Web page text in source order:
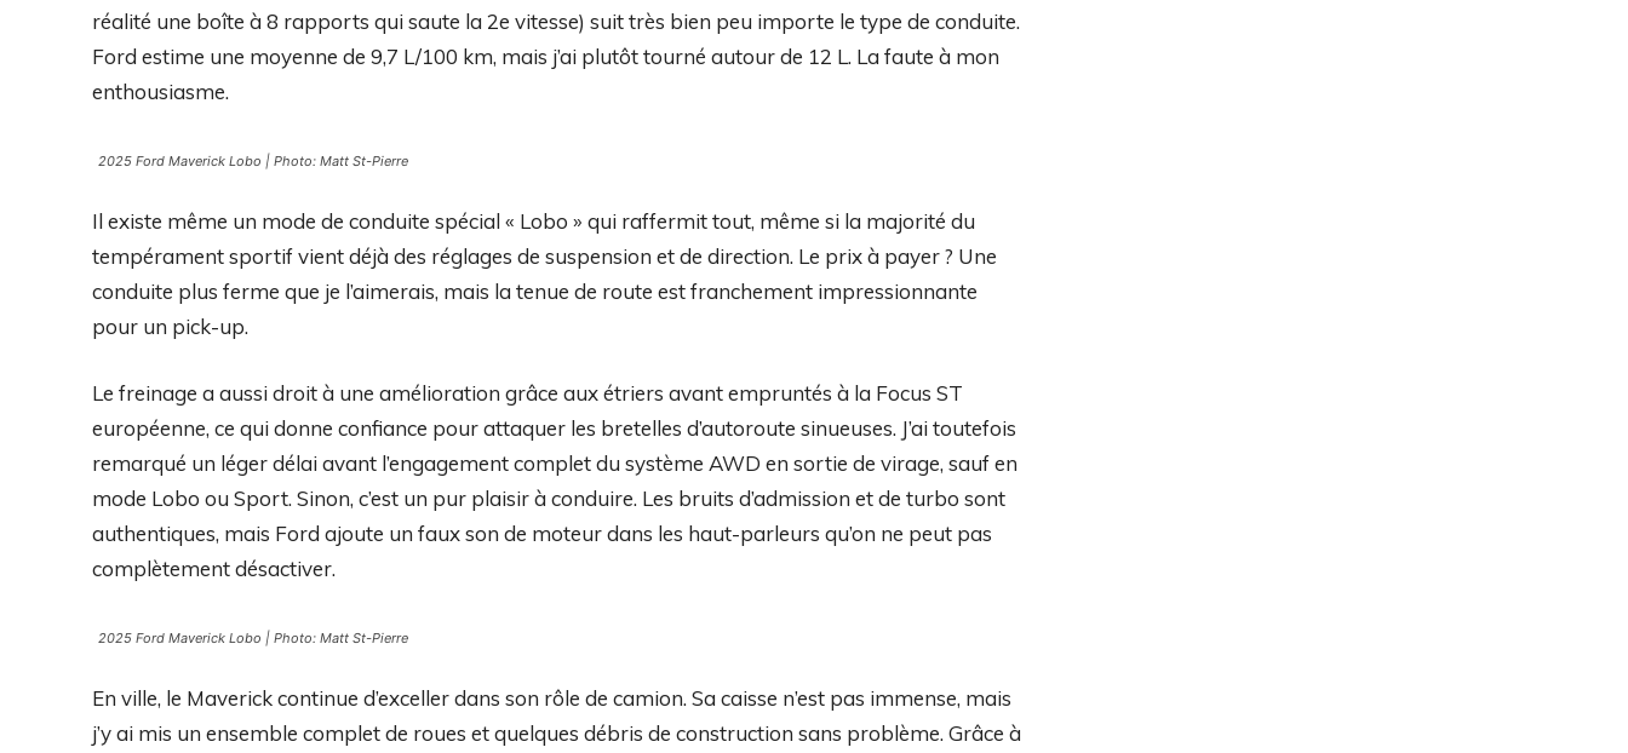
réalité une boîte à 8 rapports qui saute la 2e vitesse) suit très bien peu importe le type de conduite.
Ford estime une moyenne de 9,7 L/100 km, mais j’ai plutôt tourné autour de 12 L. La faute à mon
enthousiasme.
2025 Ford Maverick Lobo | Photo: Matt St-Pierre
Il existe même un mode de conduite spécial « Lobo » qui raffermit tout, même si la majorité du
tempérament sportif vient déjà des réglages de suspension et de direction. Le prix à payer ? Une
conduite plus ferme que je l’aimerais, mais la tenue de route est franchement impressionnante
pour un pick-up.
Le freinage a aussi droit à une amélioration grâce aux étriers avant empruntés à la Focus ST
européenne, ce qui donne confiance pour attaquer les bretelles d’autoroute sinueuses. J’ai toutefois
remarqué un léger délai avant l’engagement complet du système AWD en sortie de virage, sauf en
mode Lobo ou Sport. Sinon, c’est un pur plaisir à conduire. Les bruits d’admission et de turbo sont
authentiques, mais Ford ajoute un faux son de moteur dans les haut-parleurs qu’on ne peut pas
complètement désactiver.
2025 Ford Maverick Lobo | Photo: Matt St-Pierre
En ville, le Maverick continue d’exceller dans son rôle de camion. Sa caisse n’est pas immense, mais
j’y ai mis un ensemble complet de roues et quelques débris de construction sans problème. Grâce à